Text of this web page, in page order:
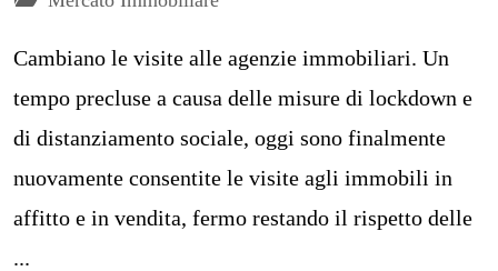
Cambiano le visite alle agenzie immobiliari. Un
tempo precluse a causa delle misure di lockdown e
di distanziamento sociale, oggi sono finalmente
nuovamente consentite le visite agli immobili in
affitto e in vendita, fermo restando il rispetto delle
...